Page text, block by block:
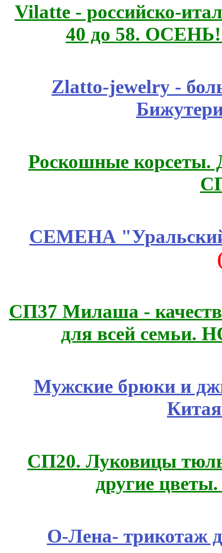
Vilatte - российско-
40 до 58.
Zlatto-jewelry -
Роскошные корсеты.
СЕМЕНА
СП37 Милаша -
для всей семьи.
Мужские брюки и
СП20. Луковицы
другие
О-Лена- трикотаж